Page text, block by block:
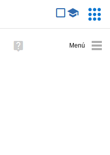
avanzada
Ayuda
(en